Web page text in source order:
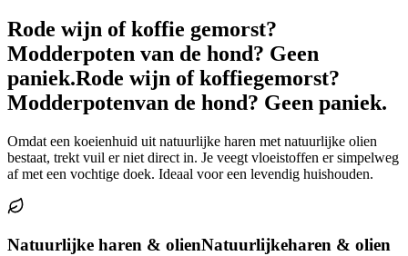
Rode wijn of koffie gemorst?
Modderpoten van de hond? Geen
paniek.Rode wijn of koffiegemorst?
Modderpotenvan de hond? Geen paniek.
Omdat een koeienhuid uit natuurlijke haren met natuurlijke olien
bestaat, trekt vuil er niet direct in. Je veegt vloeistoffen er simpelweg
af met een vochtige doek. Ideaal voor een levendig huishouden.
Natuurlijke haren & olienNatuurlijkeharen & olien